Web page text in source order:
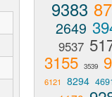
9383
2649
9537
3155 3539
6121 8294